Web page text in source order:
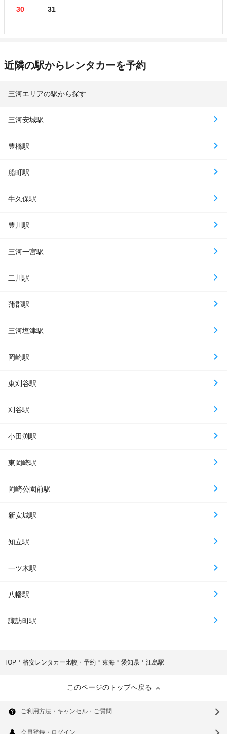
30 31
近隣の駅からレンタカーを予約
三河エリアの駅から探す
三河安城駅
豊橋駅
船町駅
牛久保駅
豊川駅
三河一宮駅
二川駅
蒲郡駅
三河塩津駅
岡崎駅
東刈谷駅
刈谷駅
小田渕駅
東岡崎駅
岡崎公園前駅
新安城駅
知立駅
一ツ木駅
八幡駅
諏訪町駅
TOP 格安レンタカー比較・予約 東海 愛知県 江島駅
このページのトップへ戻る